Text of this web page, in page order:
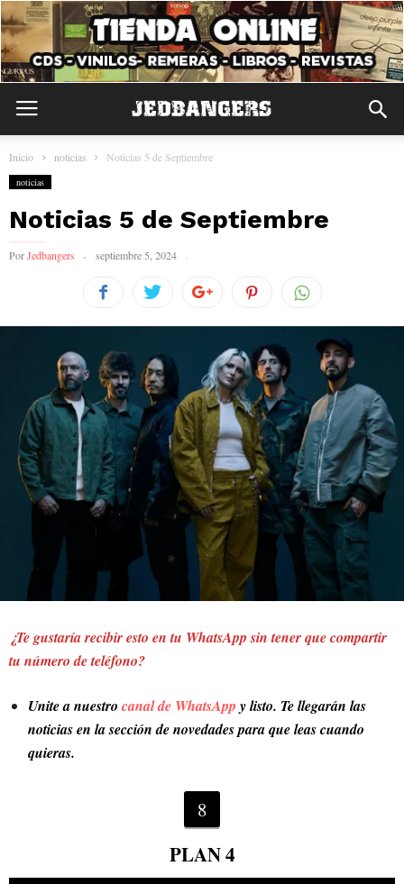
Inicio noticias Noticias 5 de Septiembre
noticias
Noticias 5 de Septiembre
PorJedbangers septiembre 5, 2024
¿Te gustaría recibir esto en tu WhatsApp sin tener que compartir
tu número de teléfono?
Unite a nuestro canal de WhatsApp y listo. Te llegarán las
noticias en la sección de novedades para que leas cuando
quieras.
8
PLAN 4